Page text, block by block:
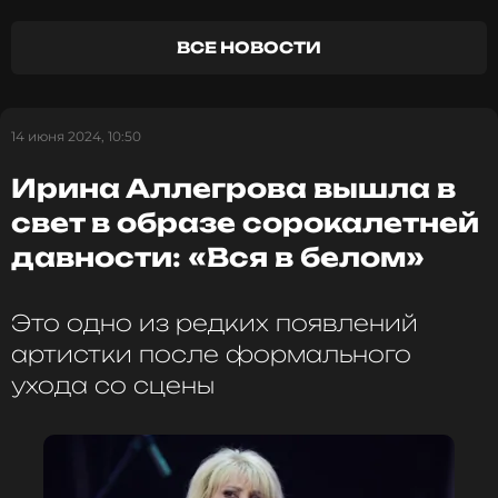
ВСЕ НОВОСТИ
14 июня 2024, 10:50
Ирина Аллегрова вышла в
свет в образе сорокалетней
давности: «Вся в белом»
Это одно из редких появлений
артистки после формального
ухода со сцены